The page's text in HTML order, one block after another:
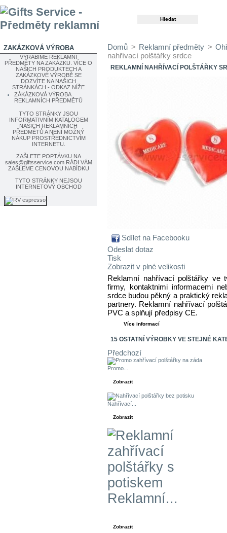
ZAKÁZKOVÁ VÝROBA
VYRÁBÍME REKLAMNÍ
PŘEDMĚTY NA ZAKÁZKU. VÍCE O
NAŠICH PRODUKTECH A
ZAKÁZKOVÉ VÝROBĚ SE
DOZVÍTE NA NAŠICH
STRÁNKÁCH - ODKAZ NÍŽE
ZÁKÁZKOVÁ VÝROBA
REKLAMNÍCH PŘEDMĚTŮ
TYTO STRÁNKY JSOU
INFORMATIVNÍM KATALOGEM
NAŠICH REKLAMNÍCH
PŘEDMĚTŮ A NENÍ MOŽNÝ
NÁKUP PROSTŘEDNICTVÍM
INTERNETU.
ZAŠLETE POPTÁVKU NA
sales@giftsservice.comRÁDI VÁM
ZAŠLEME CENOVOU NABÍDKU
TYTO STRÁNKY NEJSOU
INTERNETOVÝ OBCHOD
Domů > Reklamní předměty >
nahřívací polštářky srdce
REKLAMNÍ NAHŘÍVACÍ POLŠTÁŘKY
Sdílet na Facebooku
Odeslat dotaz
Tisk
Zobrazit v plné velikosti
Reklamní nahřívací polštářky ve
firmy, kontaktnimi informacemi
srdce budou pěkný a praktický
partnery. Reklamní nahřívací
PVC a splňují předpisy CE.
Více informací
15 OSTATNÍ VÝROBKY VE STEJNÉ
Předchozí
Promo...
Zobrazit
Nahřívací...
Zobrazit
Reklamní...
Zobrazit